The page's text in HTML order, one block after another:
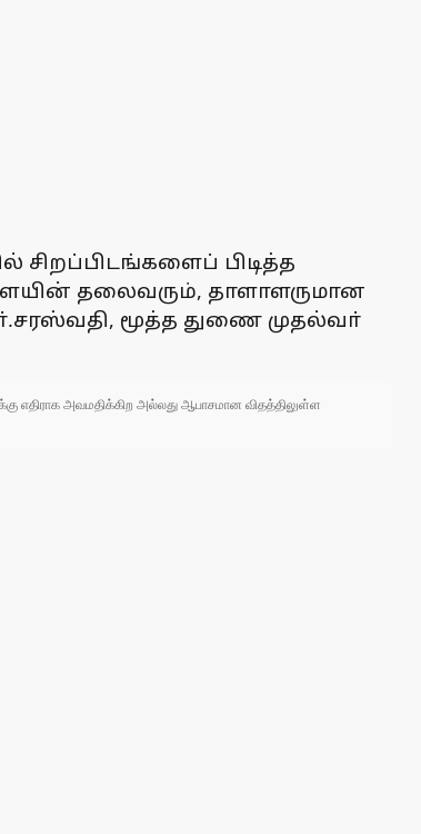
சிறப்பிடங்களைப் பிடித்த
தலைவரும், தாளாளருமான
மூத்த துணை முதல்வா்
எதிராக அவமதிக்கிற அல்லது ஆபாசமான விதத்திலுள்ள